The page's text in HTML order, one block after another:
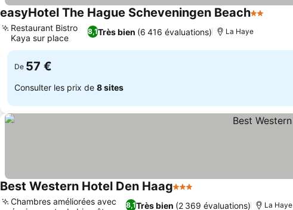
easyHotel The Hague Scheveningen Beach2 Étoiles
8,1Très bien (6 416 évaluations)
Restaurant Bistro
Kaya sur place
La Haye
De 57 €
Consulter les prix de 8 sites
Best Western Hotel Den Haag3 Étoiles
8,1Très bien (2 369 évaluations)
Chambres améliorées avec
La Haye